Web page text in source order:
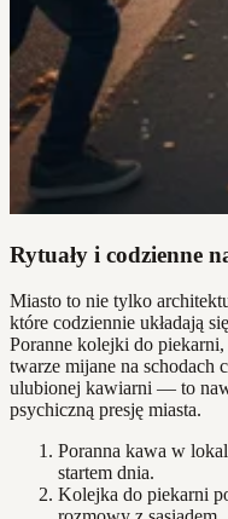
Rytuały i codzienne
Miasto to nie tylko
które codziennie układają
Poranne kolejki do
twarze mijane na schodach
ulubionej kawiarni — to
psychiczną presję miasta.
Poranna kawa w
startem dnia.
Kolejka do piekarni